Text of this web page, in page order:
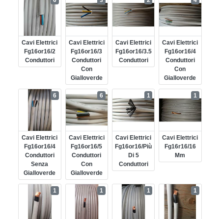
Cavi Elettrici
Fg16or16/2
Conduttori
Cavi Elettrici
Fg16or16/3
Conduttori
Con
Gialloverde
Cavi Elettrici
Fg16or16/3.5
Conduttori
Cavi Elettrici
Fg16or16/4
Conduttori
Con
Gialloverde
Cavi Elettrici
Fg16or16/4
Conduttori
Senza
Gialloverde
6
Cavi Elettrici
Fg16or16/5
Conduttori
Con
Gialloverde
6
Cavi Elettrici
Fg16or16/più
Di 5
Conduttori
1
Cavi Elettrici
Fg16r16/16
Mm
1
1 1 1 1